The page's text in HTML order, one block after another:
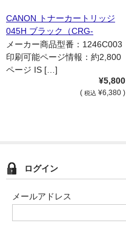
CANON トナーカートリッジ
045H ブラック（CRG-
045HBLK） 国内リサイクル品
メーカー商品型番：1246C003
印刷可能ページ情報：約2,800
ページ IS […]
¥5,800
( 税込 ¥6,380 )
ログイン
メールアドレス